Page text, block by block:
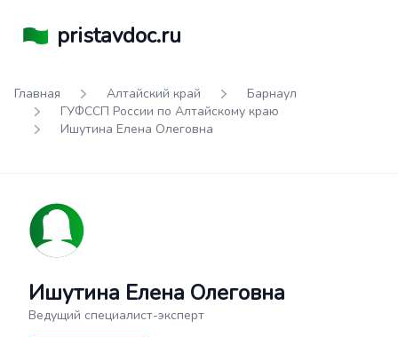
pristavdoc.ru
Главная Алтайский край
Барнаул
ГУФССП России по Алтайскому краю
Ишутина Елена Олеговна
Ишутина Елена Олеговна
Ведущий специалист-эксперт